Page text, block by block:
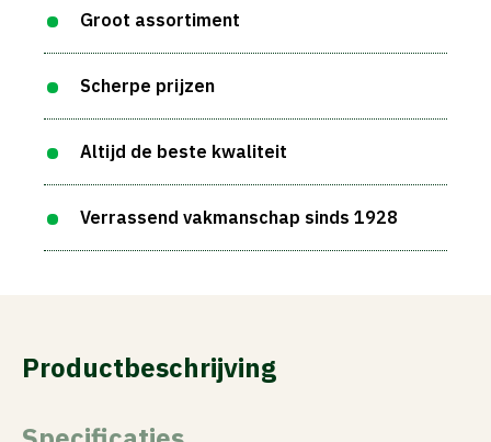
Groot assortiment
Scherpe prijzen
Altijd de beste kwaliteit
Verrassend vakmanschap sinds 1928
Productbeschrijving